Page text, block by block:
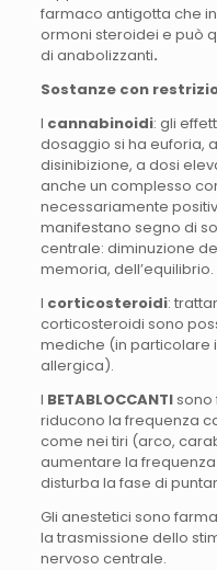
farmaco antigotta che
ormoni steroidei e può
di anabolizzanti.
Sostanze con
I cannabinoidi: gli
dosaggio si ha euforia,
disinibizione, a dosi
anche un complesso
necessariamente
manifestano segno di
centrale: diminuzione
memoria, dell’equilibrio.
I corticosteroidi:
corticosteroidi sono
mediche (in particolare
allergica).
I BETABLOCCANTIsono
riducono la frequenza
come nei tiri (arco,
aumentare la
disturba la fase di
Gli anestetici sono
la trasmissione dello
nervoso centrale.